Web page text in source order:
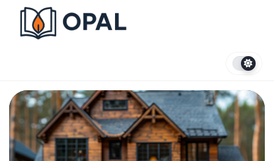
content